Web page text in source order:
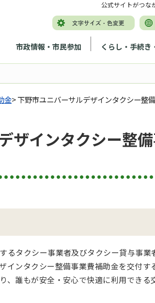
市政情報・市民参加 くらし・手続き
公式サイトがつな
金> 下野市ユニバーサルデザインタクシー整
ザインタクシー整
るタクシー事業者及びタクシー貸与事
インタクシー整備事業費補助金を交付す
、誰もが安全・安心で快適に利用できる